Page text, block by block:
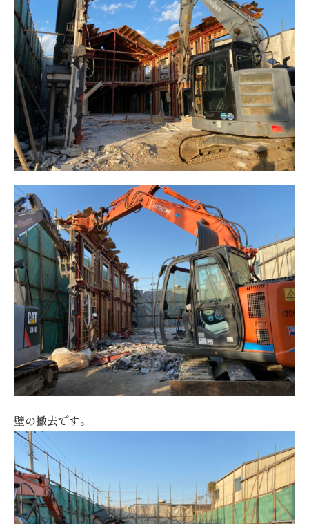
壁の撤去です。